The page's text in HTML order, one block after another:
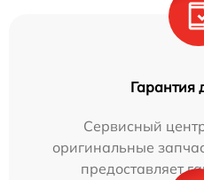
Гарантия
Сервисный
оригинальные
предоставляет